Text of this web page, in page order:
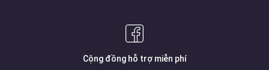
Cộng đồng hỗ trợ miễn phí